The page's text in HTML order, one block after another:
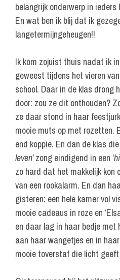
belangrijk onderwerp in ieders
En wat ben ik blij dat ik
langetermijngeheugen!!
Ik kom zojuist thuis nadat ik
geweest tijdens het vieren
school. Daar in de klas drong
door: zou ze dit onthouden?
ze daar stond in haar
mooie muts op met rozetten.
end koppie. En dan de klas
leven’ zong eindigend in een ‘
zo hard dat het makkelijk kon
van een rookalarm. En dan
gisteren: een hele kamer vol
mooie cadeaus in roze en
en daar lag in haar bedje
aan haar wangetjes en in
mooie toverstaf die licht